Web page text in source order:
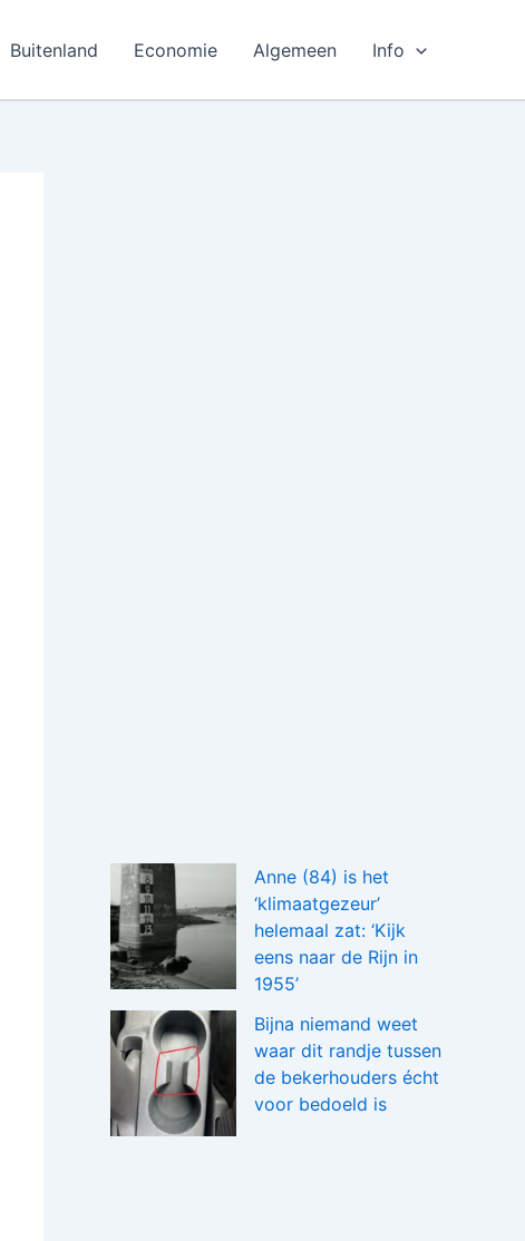
Buitenland Economie Algemeen Info
Anne (84) is het
‘klimaatgezeur’
helemaal zat: ‘Kijk
eens naar de Rijn in
1955’
Bijna niemand weet
waar dit randje tussen
de bekerhouders écht
voor bedoeld is